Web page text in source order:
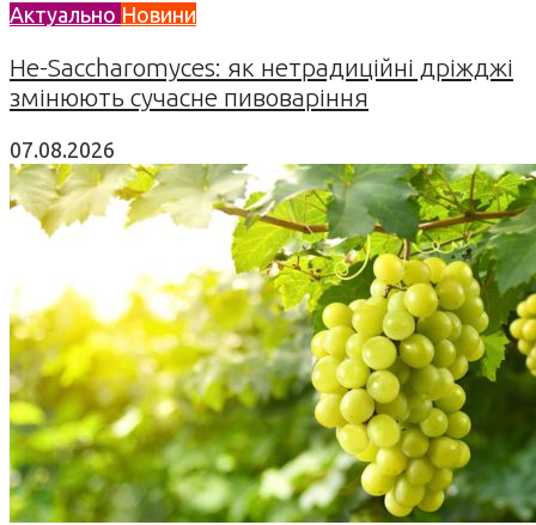
Актуально Новини
Не-Saccharomyces: як нетрадиційні дріжджі
змінюють сучасне пивоваріння
07.08.2026